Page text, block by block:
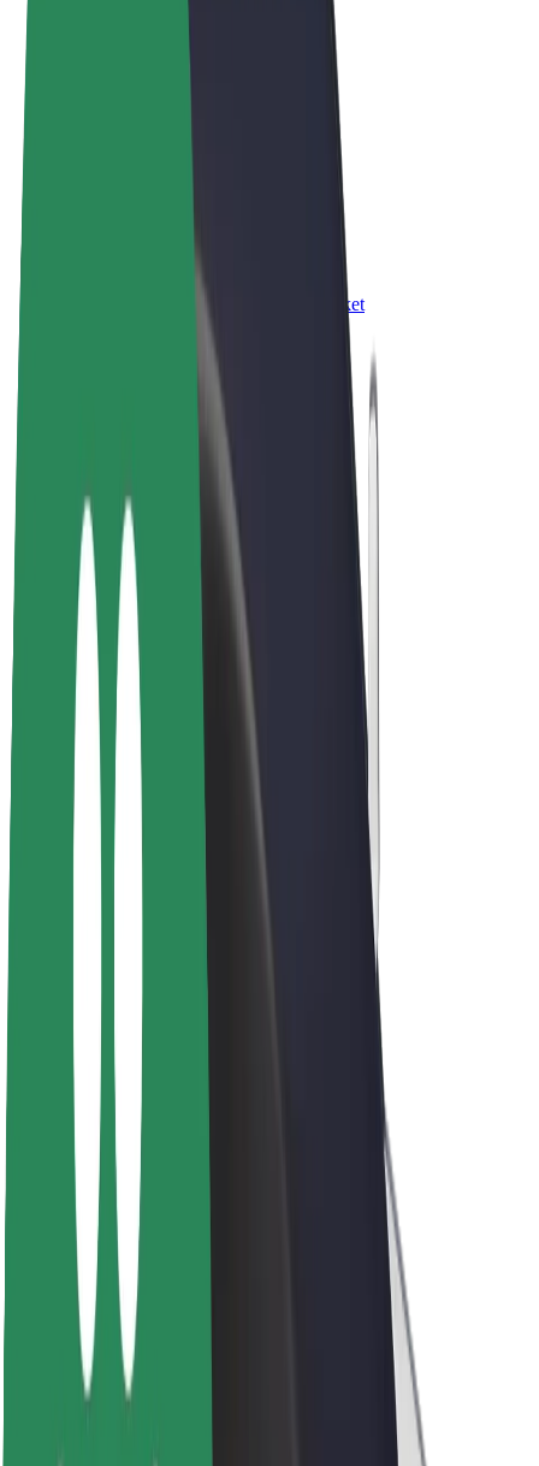
Доставка продуктів Bolt Market
Bolt Plus
Заробляйте з Bolt
Водієм
Заробіток водія
Кур'єром
Заробіток курʼєра
Партнери Bolt Food
Проєкт Нуль
Блог
Пресцентр
Правила використання бренду
Місія
Зв’язки з інвесторами
Керівництво
Бренд
Медіа